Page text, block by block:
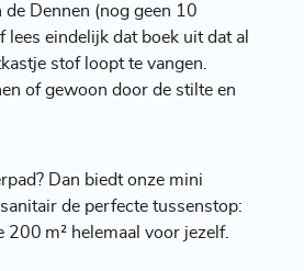
Dennen (nog geen 10
lees eindelijk dat boek uit dat al
stof loopt te vangen.
of gewoon door de stilte en
Dan biedt onze mini
de perfecte tussenstop:
200 m² helemaal voor jezelf.